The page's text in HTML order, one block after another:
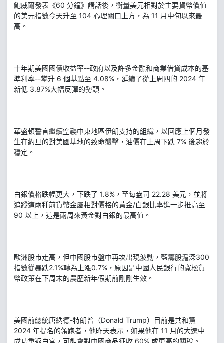
鮑威爾發表《60 分鐘》講話後，衡量美元相對於主要貨幣價值
的美元指數今天升至 104 心理關口上方，為 11 月中旬以來最
高。
十年期美國國債收益率--政府以及許多金融和商業借貸成本的基
準利率--攀升 6 個基點至 4.08%，延續了從上周四的 2024 年
新低 3.87%大幅反彈的勢頭。
華盛頓誓言繼續空襲中東地區伊朗支持的組織，以回應上個月發
生在約旦的對美國基地的致命襲擊，油價在上周下跌 7% 後趨於
穩定。
白銀價格跌幅更大，下跌了 1.8%，至每盎司 22.28 美元，並將
追蹤這兩種前貨幣金屬相對價格的黃金/白銀比率進一步推高至
90 以上，這是兩周來黃金對白銀的最高值。
歐洲股市走高，但中國股市盤中再次出現波動，藍籌股滬深300
指數從暴跌2.1%轉為上漲0.7%，原因是中國人民銀行的寬松貨
幣政策在下周末的農歷新年假期前剛剛生效。
美國前總統唐納德-特朗普（Donald Trump）目前是共和黨
2024 年提名的領跑者，他昨天表示，如果他在 11 月的大選中